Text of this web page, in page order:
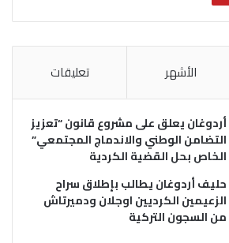
الأشهر تعليقات
أردوغان يعلق على مشروع قانون “تعزيز
التضامن الوطني والاندماج المجتمعي”
الخاص بحل القضية الكردية
حليف أردوغان يطالب بإطلاق سراح
الزعيمين الكرديين اوجلان ودميرتاش
من السجون التركية